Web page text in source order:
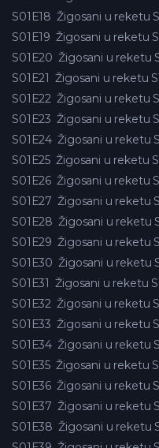
S01E18 Žigosani u reketu
S01E19 Žigosani u reketu
S01E20 Žigosani u reketu
S01E21 Žigosani u reketu
S01E22 Žigosani u reketu
S01E23 Žigosani u reketu
S01E24 Žigosani u reketu
S01E25 Žigosani u reketu
S01E26 Žigosani u reketu
S01E27 Žigosani u reketu
S01E28 Žigosani u reketu
S01E29 Žigosani u reketu
S01E30 Žigosani u reketu
S01E31 Žigosani u reketu
S01E32 Žigosani u reketu
S01E33 Žigosani u reketu
S01E34 Žigosani u reketu
S01E35 Žigosani u reketu
S01E36 Žigosani u reketu
S01E37 Žigosani u reketu
S01E38 Žigosani u reketu